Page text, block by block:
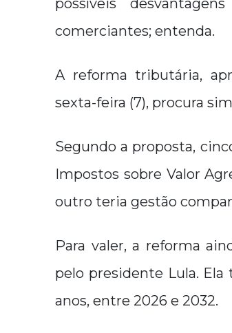
possíveis
comerciantes; entenda.
A reforma tributária,
sexta-feira (7), procura
Segundo a proposta,
Impostos sobre Valor
outro teria gestão
Para valer, a reforma
pelo presidente Lula.
anos, entre 2026 e 2032.